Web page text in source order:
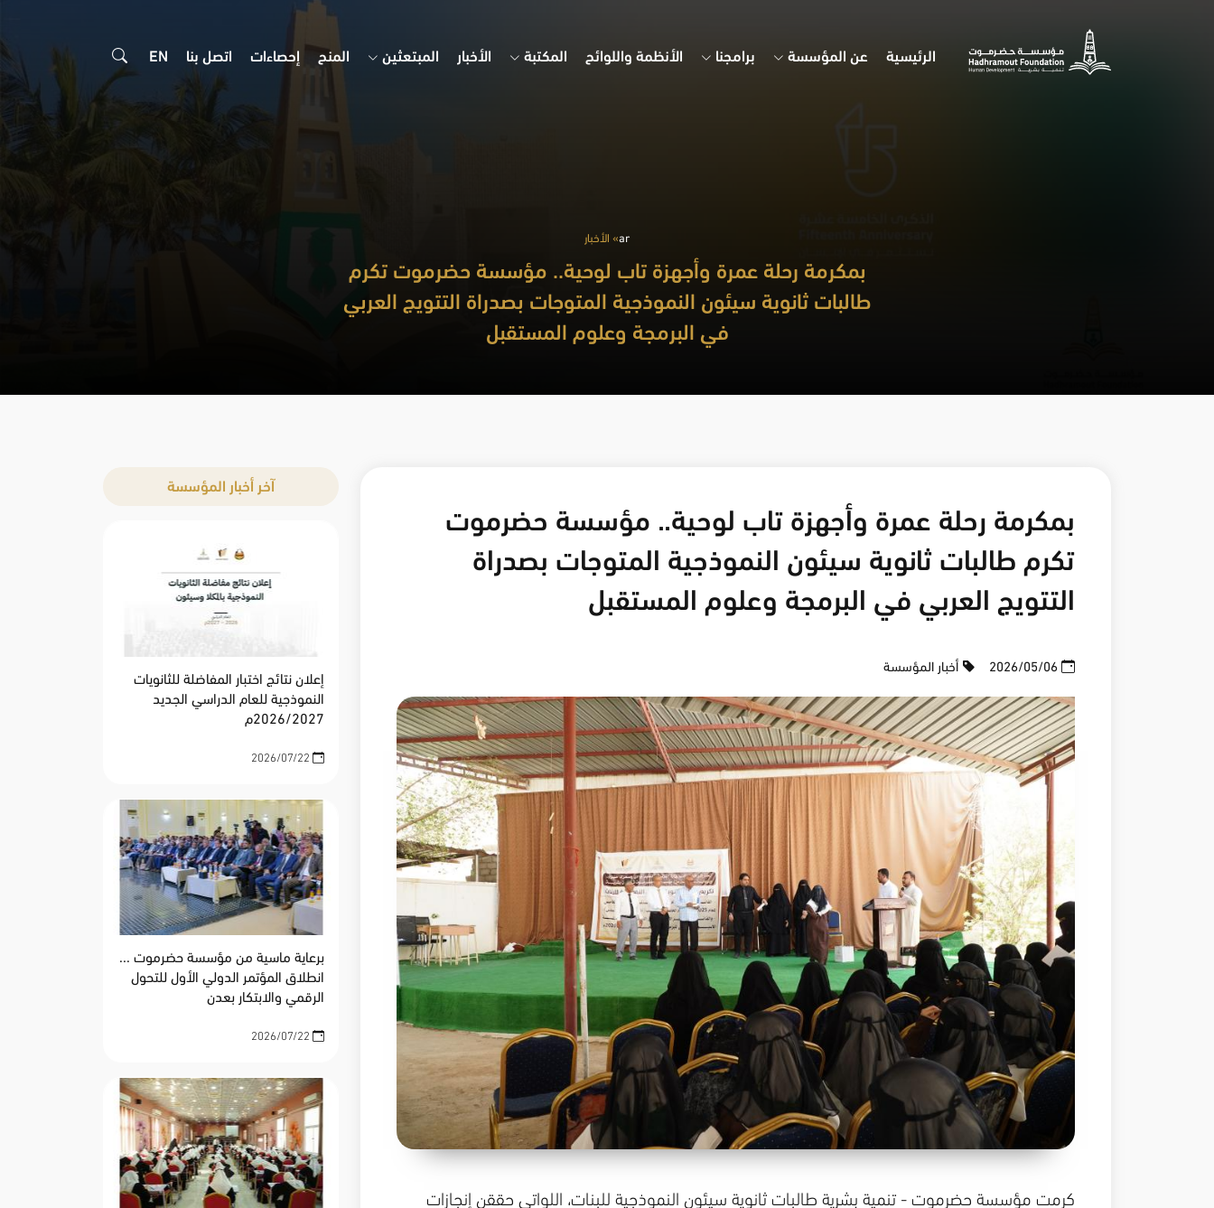
الرئيسية عن المؤسسة برامجنا الأنظمة واللوائح المكتبة الأخبار المبتعثين المنح إحصاءات اتصل بنا EN
ar» الأخبار
بمكرمة رحلة عمرة وأجهزة تاب لوحية.. مؤسسة حضرموت تكرم
طالبات ثانوية سيئون النموذجية المتوجات بصدراة التتويج العربي
في البرمجة وعلوم المستقبل
بمكرمة رحلة عمرة وأجهزة تاب لوحية.. مؤسسة حضرموت
تكرم طالبات ثانوية سيئون النموذجية المتوجات بصدراة
التتويج العربي في البرمجة وعلوم المستقبل
2026/05/06 أخبار المؤسسة
كرمت مؤسسة حضرموت - تنمية بشرية طالبات ثانوية سيئون النموذجية للبنات، اللواتي حققن إنجازات
آخر أخبار المؤسسة
إعلان نتائج اختبار المفاضلة للثانويات
النموذجية للعام الدراسي الجديد
2026/2027م
برعاية ماسية من مؤسسة حضرموت ...
انطلاق المؤتمر الدولي الأول للتحول
الرقمي والابتكار بعدن